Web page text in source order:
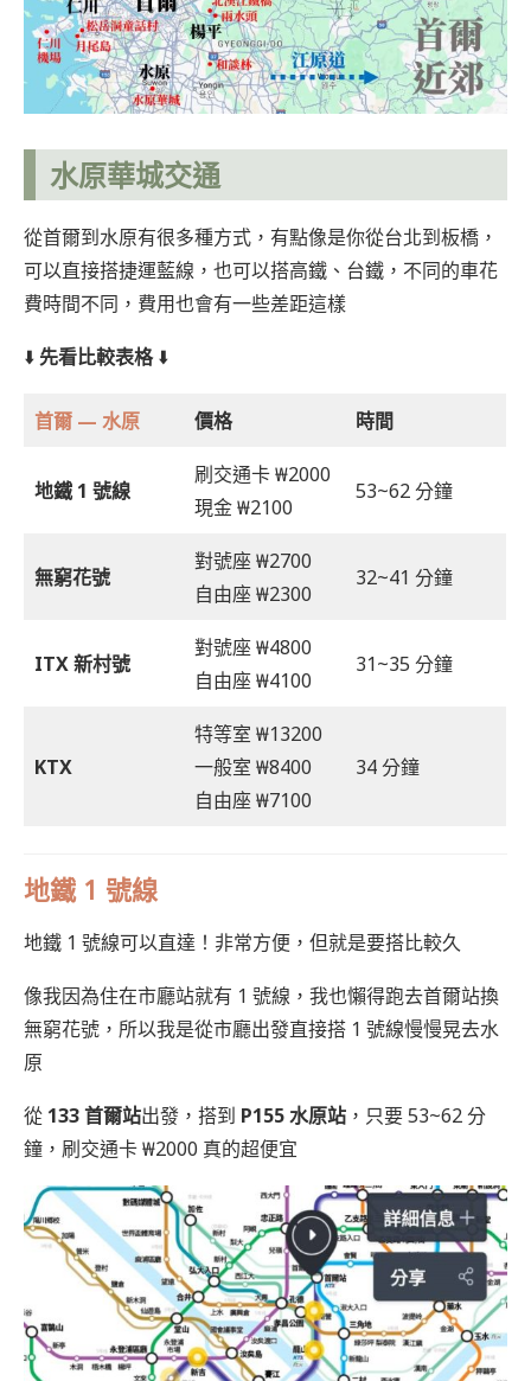
水原華城交通
從首爾到水原有很多種方式，有點像是你從台北到板橋，
可以直接搭捷運藍線，也可以搭高鐵、台鐵，不同的車花
費時間不同，費用也會有一些差距這樣
⬇️ 先看比較表格⬇️
首爾 — 水原 價格 時間
地鐵 1 號線
刷交通卡 ₩2000
現金 ₩2100
53~62 分鐘
無窮花號
對號座 ₩2700
自由座 ₩2300
32~41 分鐘
ITX 新村號
對號座 ₩4800
自由座 ₩4100
31~35 分鐘
KTX
特等室 ₩13200
一般室 ₩8400
自由座 ₩7100
34 分鐘
地鐵 1 號線
地鐵 1 號線可以直達！非常方便，但就是要搭比較久
像我因為住在市廳站就有 1 號線，我也懶得跑去首爾站換
無窮花號，所以我是從市廳出發直接搭 1 號線慢慢晃去水
原
從 133 首爾站出發，搭到 P155 水原站 ，只要 53~62 分
鐘，刷交通卡 ₩2000 真的超便宜